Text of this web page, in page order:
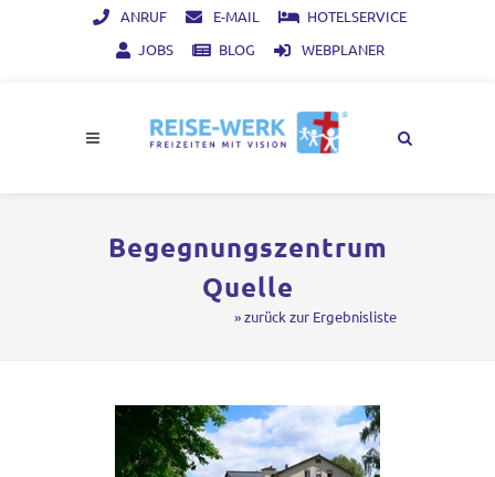
ANRUF E-MAIL
HOTELSERVICE
JOBS
BLOG WEBPLANER
Begegnungszentrum
Quelle
» zurück zur Ergebnisliste